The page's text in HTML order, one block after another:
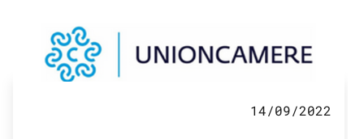
14/09/2022